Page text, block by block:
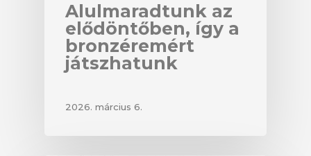
Alulmaradtunk az
elődöntőben, így a
bronzéremért
játszhatunk
2026. március 6.